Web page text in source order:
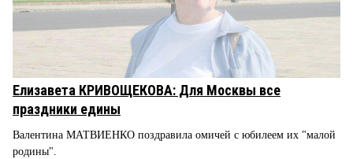
Елизавета КРИВОЩЕКОВА: Для Москвы все
праздники едины
Валентина МАТВИЕНКО поздравила омичей с юбилеем их "малой
родины".